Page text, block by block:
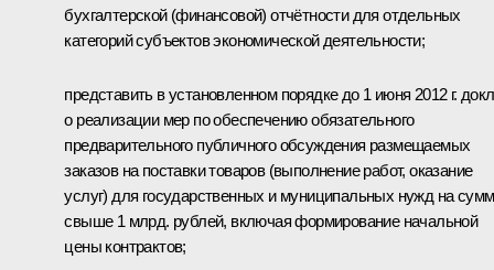
бухгалтерской (финансовой) отчётности для отдельных
категорий субъектов экономической деятельности;
представить в установленном порядке до 1 июня 2012 г.
о реализации мер по обеспечению обязательного
предварительного публичного обсуждения размещаемых
заказов на поставки товаров (выполнение работ, оказание
услуг) для государственных и муниципальных нужд на
свыше 1 млрд. рублей, включая формирование начальной
цены контрактов;